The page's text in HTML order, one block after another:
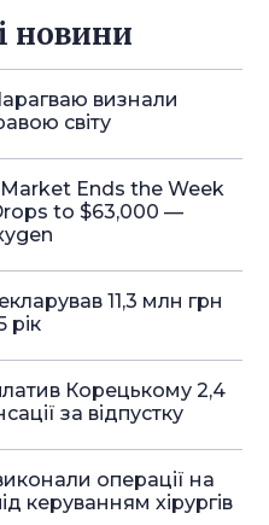
новини
визнали
світу
Ends the Week
to $63,000 —
11,3 млн грн
рік
Корецькому 2,4
за відпустку
операції на
керуванням хірургів